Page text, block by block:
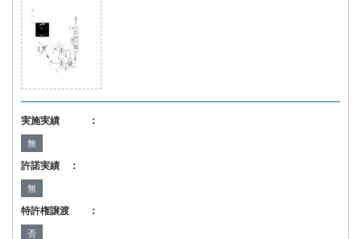
実施実績 ：
無
許諾実績 ：
無
特許権譲渡 ：
否